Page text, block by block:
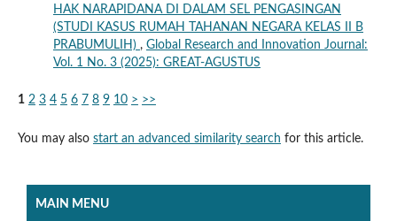
HAK NARAPIDANA DI DALAM SEL PENGASINGAN
(STUDI KASUS RUMAH TAHANAN NEGARA KELAS II B
PRABUMULIH) , Global Research and Innovation Journal:
Vol. 1 No. 3 (2025): GREAT-AGUSTUS
1 2 3 4 5 6 7 8 9 10 > >>
You may also start an advanced similarity search for this article.
MAIN MENU